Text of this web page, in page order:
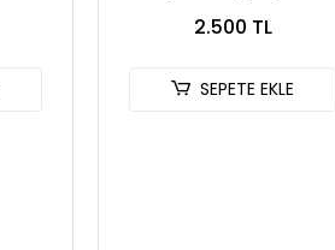
2.500 TL
SEPETE EKLE